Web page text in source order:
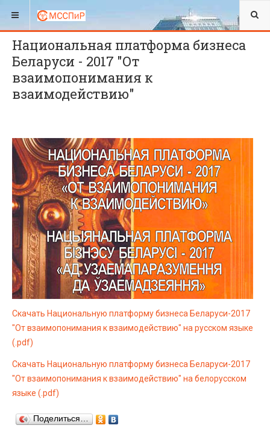
ВЫ ЗДЕСЬ: 2017
Национальная платформа бизнеса
Беларуси - 2017 "От
взаимопонимания к
взаимодействию"
Скачать Национальную платформу бизнеса Беларуси-2017
"От взаимопонимания к взаимодействию" на русском языке
(.pdf)
Скачать Национальную платформу бизнеса Беларуси-2017
"От взаимопонимания к взаимодействию" на белорусском
языке (.pdf)
Поделиться…